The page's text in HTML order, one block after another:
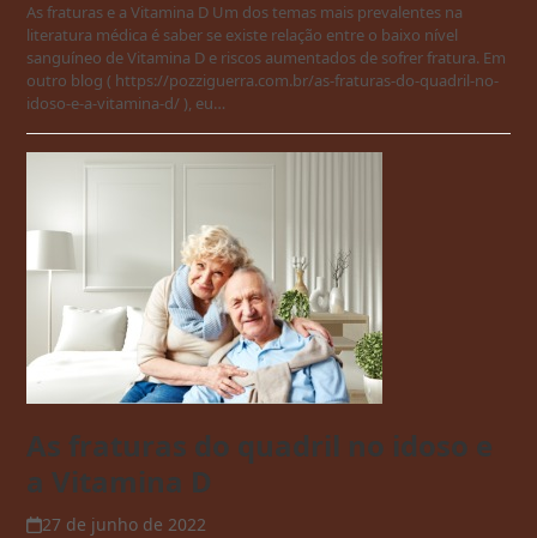
As fraturas e a Vitamina D Um dos temas mais prevalentes na
literatura médica é saber se existe relação entre o baixo nível
sanguíneo de Vitamina D e riscos aumentados de sofrer fratura. Em
outro blog ( https://pozziguerra.com.br/as-fraturas-do-quadril-no-
idoso-e-a-vitamina-d/ ), eu…
As fraturas do quadril no idoso e
a Vitamina D
27 de junho de 2022